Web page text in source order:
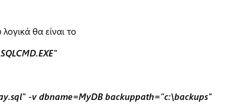
θα είναι το
-v dbname=MyDB backuppath=”c:\backups"